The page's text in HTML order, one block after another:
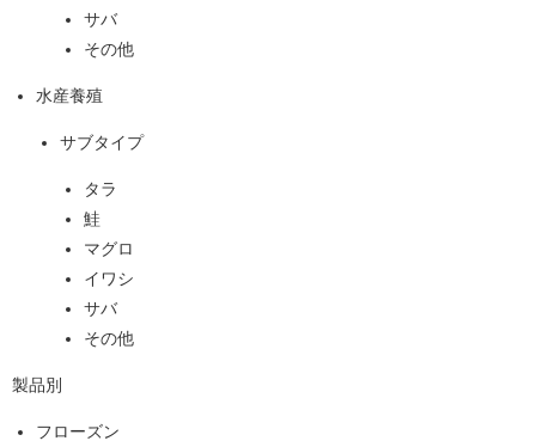
サバ
その他
水産養殖
サブタイプ
タラ
鮭
マグロ
イワシ
サバ
その他
製品別
フローズン